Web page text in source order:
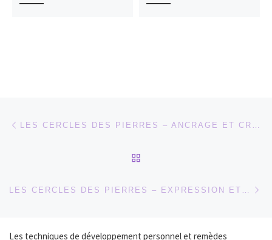
Parcourir les articles
Les techniques de développement personnel et remèdes